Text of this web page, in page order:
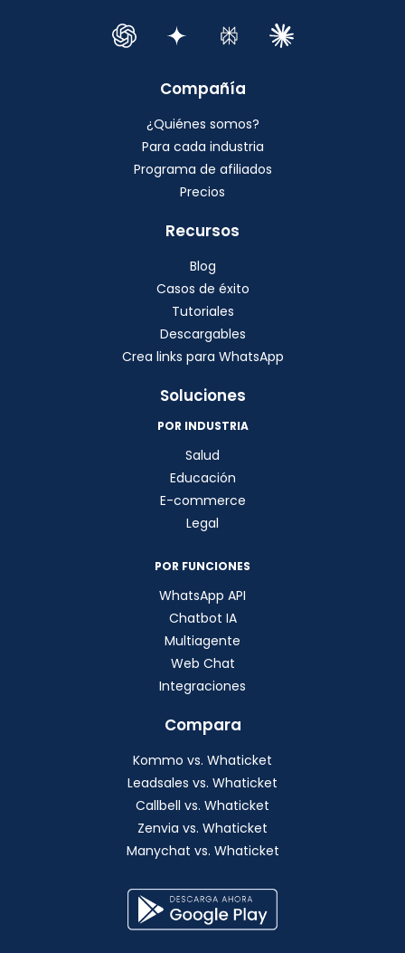
Compañía
¿Quiénes somos?
Para cada industria
Programa de afiliados
Precios
Recursos
Blog
Casos de éxito
Tutoriales
Descargables
Crea links para WhatsApp
Soluciones
POR INDUSTRIA
Salud
Educación
E-commerce
Legal
POR FUNCIONES
WhatsApp API
Chatbot IA
Multiagente
Web Chat
Integraciones
Compara
Kommo vs. Whaticket
Leadsales vs. Whaticket
Callbell vs. Whaticket
Zenvia vs. Whaticket
Manychat vs. Whaticket